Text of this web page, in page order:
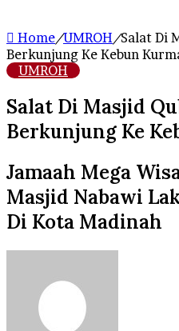
Home/UMROH/Salat Di
Berkunjung Ke Kebun
UMROH
Salat Di Masjid
Berkunjung Ke
Jamaah Mega
Masjid Nabawi
Di Kota Madinah